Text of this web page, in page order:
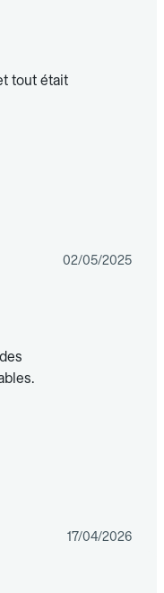
tout était
02/05/2025
17/04/2026